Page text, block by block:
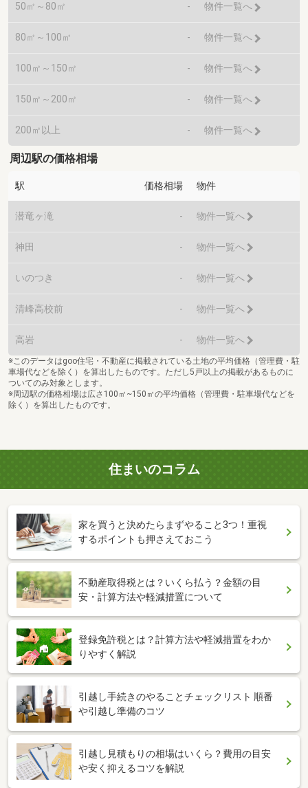
50㎡～80㎡ - 物件一覧へ
80㎡～100㎡ - 物件一覧へ
100㎡～150㎡ - 物件一覧へ
150㎡～200㎡ - 物件一覧へ
200㎡以上 - 物件一覧へ
周辺駅の価格相場
駅 価格相場 物件
潜竜ヶ滝 - 物件一覧へ
神田 - 物件一覧へ
いのつき - 物件一覧へ
清峰高校前 - 物件一覧へ
高岩 - 物件一覧へ
※このデータはgoo住宅・不動産に掲載されている土地の平均価格（管理費・駐
車場代などを除く）を算出したものです。ただし5戸以上の掲載があるものに
ついてのみ対象とします。
※周辺駅の価格相場は広さ100㎡~150㎡の平均価格（管理費・駐車場代などを
除く）を算出したものです。
住まいのコラム
家を買うと決めたらまずやること3つ！重視
するポイントも押さえておこう
不動産取得税とは？いくら払う？金額の目
安・計算方法や軽減措置について
登録免許税とは？計算方法や軽減措置をわか
りやすく解説
引越し手続きのやることチェックリスト 順番
や引越し準備のコツ
引越し見積もりの相場はいくら？費用の目安
や安く抑えるコツを解説